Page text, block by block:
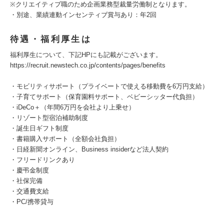
※クリエイティブ職のため企画業務型裁量労働制となります。
・別途、業績連動インセンティブ賞与あり：年2回
待遇・福利厚生は
福利厚生について、下記HPにも記載がございます。
https://recruit.newstech.co.jp/contents/pages/benefits
・モビリティサポート（プライベートで使える移動費を6万円支給）
・子育てサポート（保育園料サポート、ベビーシッター代負担）
・iDeCo＋（年間6万円を会社より上乗せ）
・リゾート型宿泊補助制度
・誕生日ギフト制度
・書籍購入サポート（全額会社負担）
・日経新聞オンライン、Business insiderなど法人契約
・フリードリンクあり
・慶弔金制度
・社保完備
・交通費支給
・PC/携帯貸与